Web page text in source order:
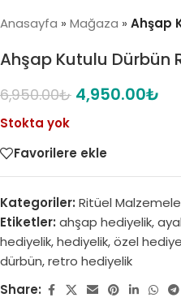
Anasayfa » Mağaza » Ahşap
Ahşap Kutulu Dürbün
6,950.00₺ 4,950.00₺
Stokta yok
Favorilere ekle
Kategoriler: Ritüel
Etiketler: ahşap hediyelik,
hediyelik,hediyelik,özel
dürbün,retro hediyelik
Share: